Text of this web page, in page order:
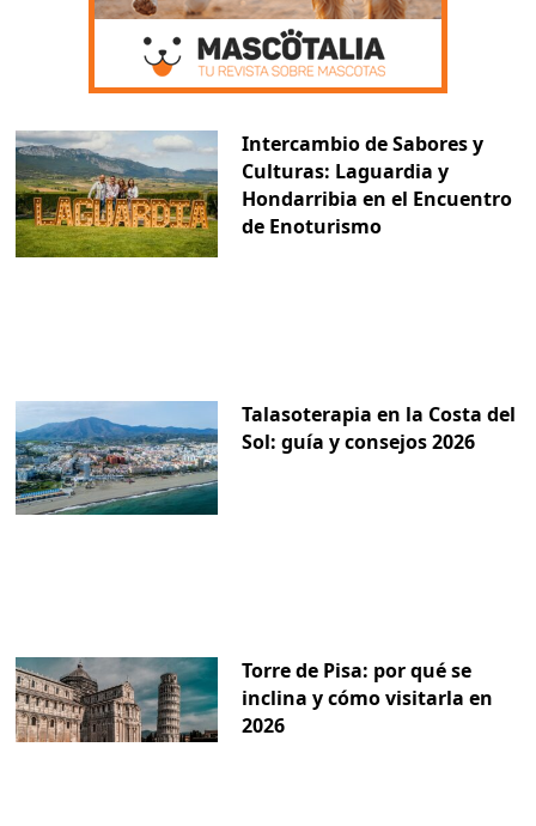
Intercambio de Sabores y
Culturas: Laguardia y
Hondarribia en el Encuentro
de Enoturismo
Talasoterapia en la Costa del
Sol: guía y consejos 2026
Torre de Pisa: por qué se
inclina y cómo visitarla en
2026